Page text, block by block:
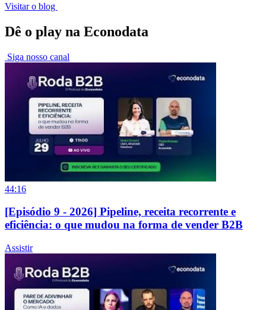
Visitar o blog
Dê o play na Econodata
Siga nosso canal
44:16
[Episódio 9 - 2026] Pipeline, receita recorrente e
eficiência: o que mudou na forma de vender B2B
Assistir